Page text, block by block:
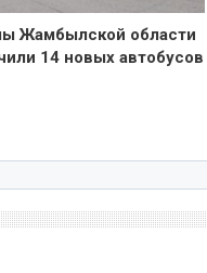
Жамбылской области
14 новых автобусов